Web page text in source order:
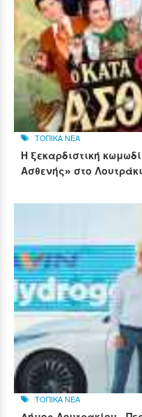
ΤΟΠΙΚΑ ΝΕΑ
Η ξεκαρδιστική
Ασθενής» στο Λουτράκι
ΤΟΠΙΚΑ ΝΕΑ